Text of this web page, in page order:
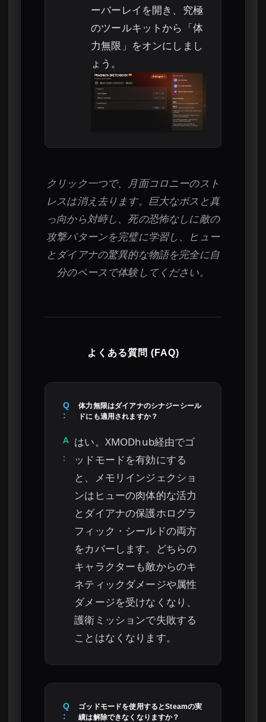
ーバーレイを開き、究極
のツールキットから「体
力無限」をオンにしまし
ょう。
クリック一つで、月面コロニーのスト
レスは消え去ります。巨大なボスと真
っ向から対峙し、死の恐怖なしに敵の
攻撃パターンを完璧に学習し、ヒュー
とダイアナの驚異的な物語を完全に自
分のペースで体験してください。
よくある質問 (FAQ)
Q
:
体力無限はダイアナのシナジーシール
ドにも適用されますか？
A
:
はい。XMODhub経由でゴ
ッドモードを有効にする
と、メモリインジェクショ
ンはヒューの肉体的な活力
とダイアナの保護ホログラ
フィック・シールドの両方
をカバーします。どちらの
キャラクターも敵からのキ
ネティックダメージや属性
ダメージを受けなくなり、
護衛ミッションで失敗する
ことはなくなります。
Q
:
ゴッドモードを使用するとSteamの実
績は解除できなくなりますか？